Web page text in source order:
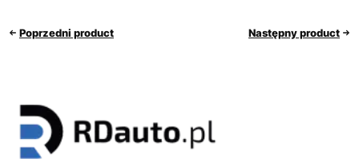
Poprzedni product Następny product